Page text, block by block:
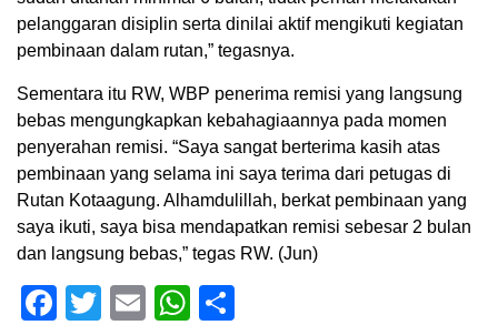
pelanggaran disiplin serta dinilai aktif mengikuti kegiatan
pembinaan dalam rutan,” tegasnya.
Sementara itu RW, WBP penerima remisi yang langsung
bebas mengungkapkan kebahagiaannya pada momen
penyerahan remisi. “Saya sangat berterima kasih atas
pembinaan yang selama ini saya terima dari petugas di
Rutan Kotaagung. Alhamdulillah, berkat pembinaan yang
saya ikuti, saya bisa mendapatkan remisi sebesar 2 bulan
dan langsung bebas,” tegas RW. (Jun)
Facebook
Twitter
EmailWhatsApp